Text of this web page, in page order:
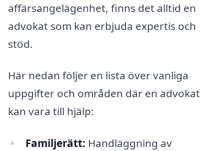
affärsangelägenhet, finns det alltid en
advokat som kan erbjuda expertis och
stöd.
Här nedan följer en lista över vanliga
uppgifter och områden där en advokat
kan vara till hjälp:
Familjerätt: Handläggning av